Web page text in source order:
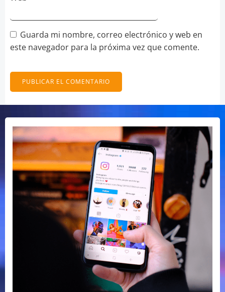
Guarda mi nombre, correo electrónico y web en
este navegador para la próxima vez que comente.